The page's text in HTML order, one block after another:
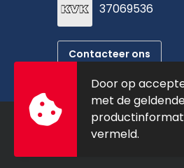
37069536
Contacteer ons
© Copyright De Jong
Door op
met de
vermeld.